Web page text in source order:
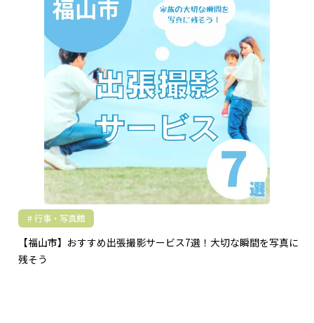
行事・写真館
【福山市】おすすめ出張撮影サービス7選！大切な瞬間を写真に
残そう